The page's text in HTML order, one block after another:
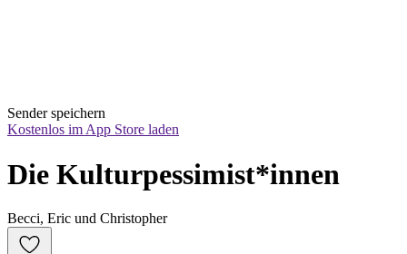
Sender speichern
Kostenlos im App Store laden
Die Kulturpessimist*innen
Becci, Eric und Christopher